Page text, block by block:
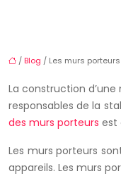
/ Blog / Les murs
La construction
responsables de la
des murs porteurs est
Les murs porteurs
appareils. Les murs